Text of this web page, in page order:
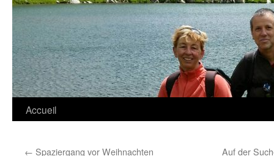
Accueil
← Spaziergang vor Weihnachten Auf der